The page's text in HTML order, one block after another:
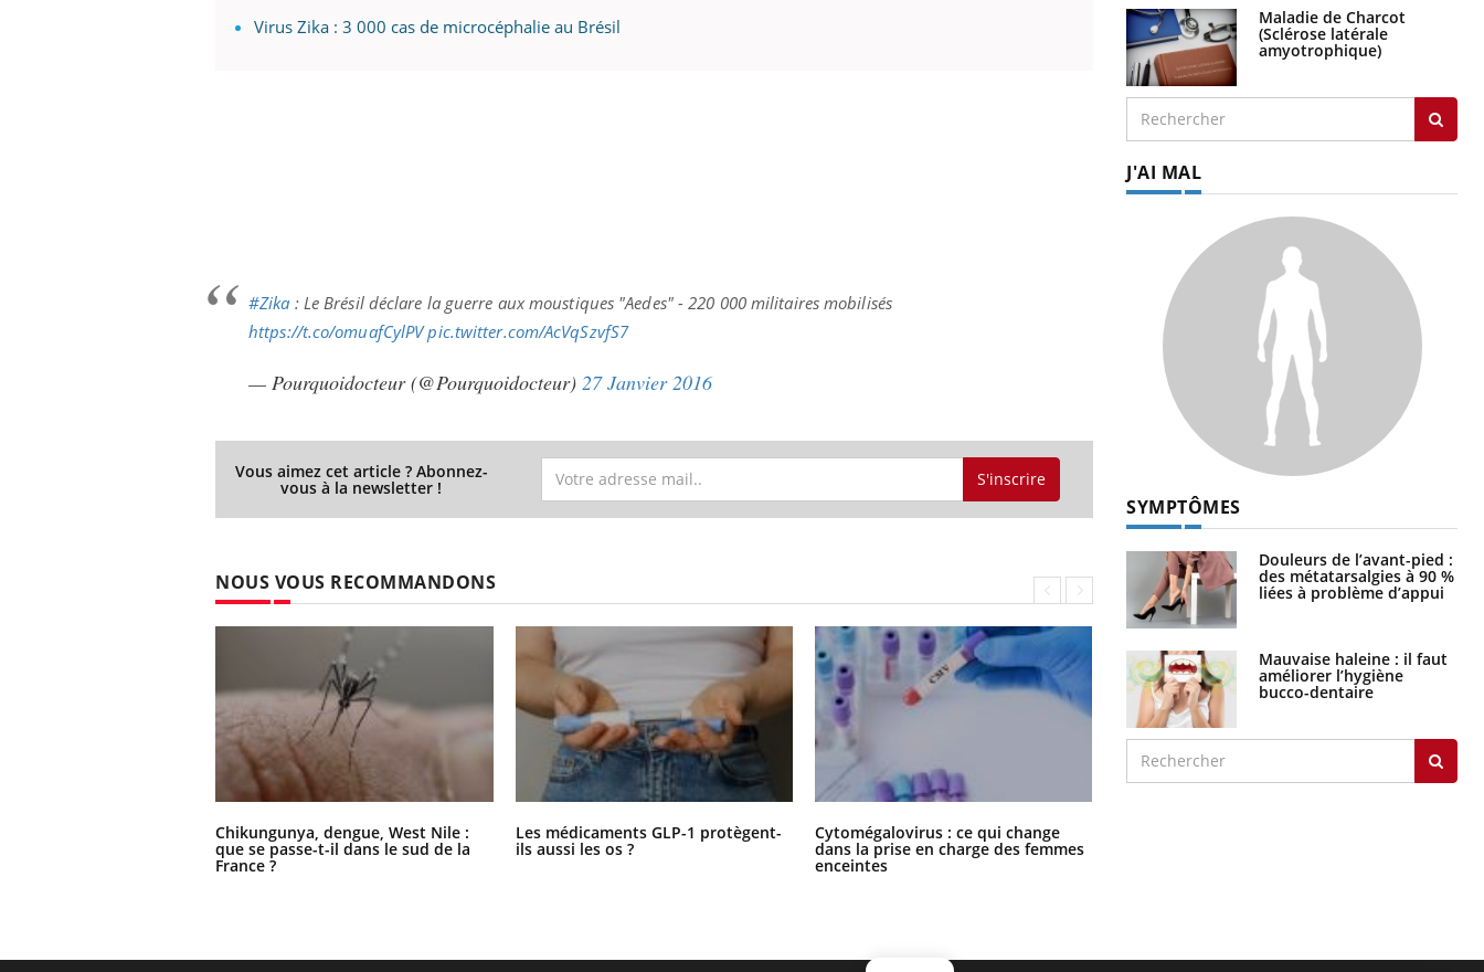
Virus Zika : 3 000 cas de microcéphalie au Brésil
#Zika : Le Brésil déclare la guerre aux moustiques "Aedes" - 220 000 militaires mobilisés
https://t.co/omuafCylPV pic.twitter.com/AcVqSzvfS7
— Pourquoidocteur (@Pourquoidocteur) 27 Janvier 2016
Vous aimez cet article ? Abonnez-
vous à la newsletter ! S'inscrire
NOUS VOUS RECOMMANDONS
Chikungunya, dengue, West Nile :
que se passe-t-il dans le sud de la
France ?
Les médicaments GLP-1 protègent-
ils aussi les os ?
Cytomégalovirus : ce qui change
dans la prise en charge des femmes
enceintes
Maladie de Charcot
(Sclérose latérale
amyotrophique)
J'AI MAL
SYMPTÔMES
Douleurs de l’avant-pied :
des métatarsalgies à 90 %
liées à problème d’appui
Mauvaise haleine : il faut
améliorer l’hygiène
bucco-dentaire